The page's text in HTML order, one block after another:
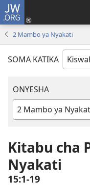
JW.ORG
2 Mambo ya Nyakati
SOMA KATIKA
ONYESHA
Kitabu
Biblia
Kitabu cha
Nyakati
15:1-19